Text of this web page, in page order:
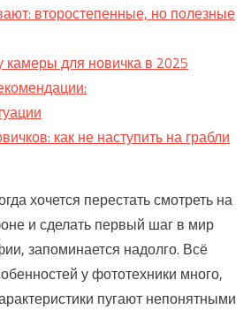
второстепенные, но полезные
для новичка в 2025
как не наступить на грабли
хочется перестать смотреть на
и сделать первый шаг в мир
запоминается надолго. Всё
у фототехники много,
пугают непонятными